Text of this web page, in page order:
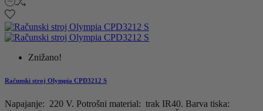
Znižano!
Računski stroj Olympia CPD3212 S
Napajanje: 220 V. Potrošni material: trak IR40. Barva tiska: